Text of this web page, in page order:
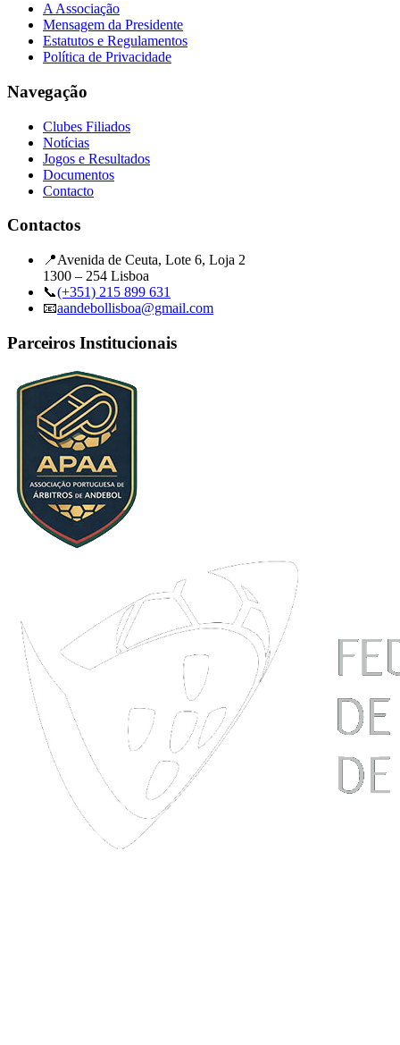
A Associação
Mensagem da Presidente
Estatutos e Regulamentos
Política de Privacidade
Navegação
Clubes Filiados
Notícias
Jogos e Resultados
Documentos
Contacto
Contactos
📍Avenida de Ceuta, Lote 6, Loja 2
1300 – 254 Lisboa
📞(+351) 215 899 631
📧aandebollisboa@gmail.com
Parceiros Institucionais